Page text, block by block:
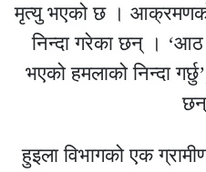
मृत्यु भएको छ । आक्रमणको
निन्दा गरेका छन् । ‘आठ
भएको हमलाको निन्दा
हुइला विभागको एक